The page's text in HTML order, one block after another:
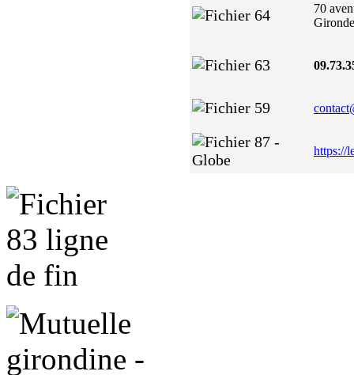
70
Gironde
https://